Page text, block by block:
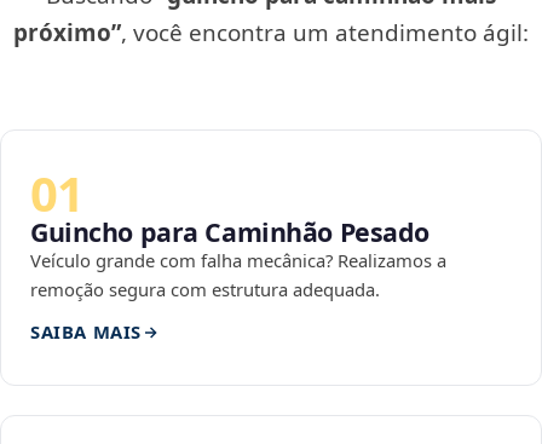
próximo”, você encontra um atendimento ágil:
01
Guincho para Caminhão Pesado
Veículo grande com falha mecânica? Realizamos a
remoção segura com estrutura adequada.
SAIBA MAIS